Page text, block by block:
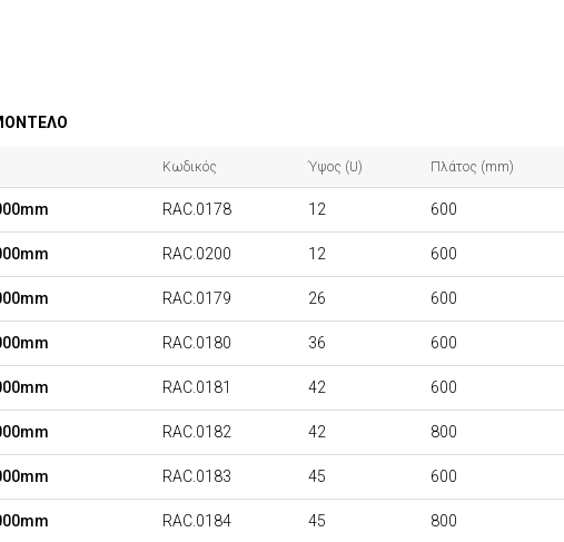
Κωδικός Ύψος (U) Πλάτος (mm)
RAC.0178 12 600
RAC.0200 12 600
RAC.0179 26 600
RAC.0180 36 600
RAC.0181 42 600
RAC.0182 42 800
RAC.0183 45 600
RAC.0184 45 800